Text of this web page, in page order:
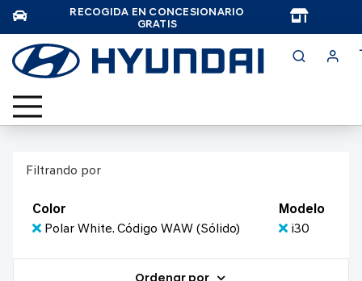
RECOGIDA EN CONCESIONARIO
GRATIS
Filtrando por
Color
Polar White. Código WAW (Sólido)
Modelo
i30